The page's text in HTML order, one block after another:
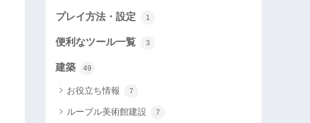
プレイ方法・設定 1
便利なツール一覧 3
建築 49
お役立ち情報 7
ルーブル美術館建設 7